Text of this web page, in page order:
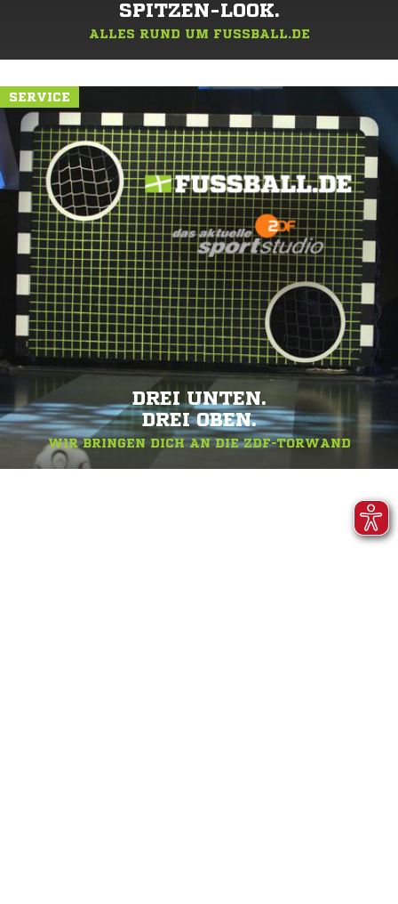
SPITZEN-LOOK.
ALLES RUND UM FUSSBALL.DE
SERVICE
DREI UNTEN.
DREI OBEN.
WIR BRINGEN DICH AN DIE ZDF-TORWAND